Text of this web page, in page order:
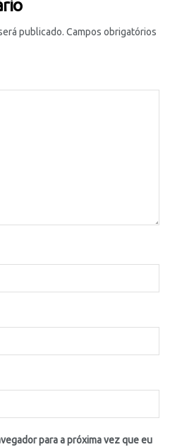
publicado. Campos obrigatórios
para a próxima vez que eu